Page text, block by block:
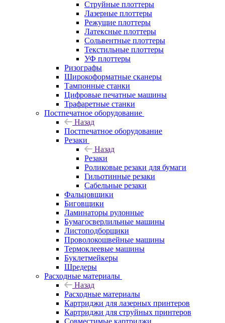
Струйные плоттеры
Лазерные плоттеры
Режущие плоттеры
Латексные плоттеры
Сольвентные плоттеры
Текстильные плоттеры
УФ плоттеры
Ризографы
Широкоформатные сканеры
Тампонные станки
Цифровые печатные машины
Трафаретные станки
Постпечатное оборудование
Назад
Постпечатное оборудование
Резаки
Назад
Резаки
Роликовые резаки для бумаги
Гильотинные резаки
Сабельные резаки
Фальцовщики
Биговщики
Ламинаторы рулонные
Бумагосверлильные машины
Листоподборщики
Проволокошвейные машины
Термоклеевые машины
Буклетмейкеры
Шредеры
Расходные материалы
Назад
Расходные материалы
Картриджи для лазерных принтеров
Картриджи для струйных принтеров
Совместимые картриджи